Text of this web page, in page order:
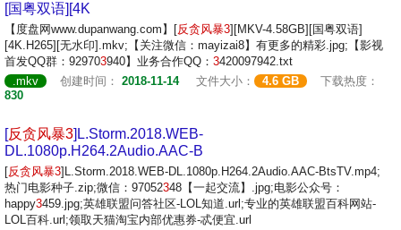
[国粤双语][4K
【度盘网www.dupanwang.com】[反贪风暴3][MKV-4.58GB][国粤双语]
[4K.H265][无水印].mkv;【关注微信：mayizai8】有更多的精彩.jpg;【影视
首发QQ群：929703940】业务合作QQ： 3420097942.txt
.mkv
创建时间： 2018-11-14 文件大小： 4.6 GB
下载热度：
830
[反贪风暴3]L.Storm.2018.WEB-
DL.1080p.H264.2Audio.AAC-B
[反贪风暴3]L.Storm.2018.WEB-DL.1080p.H264.2Audio.AAC-BtsTV.mp4;
热门电影种子.zip;微信：97052348【一起交流】.jpg;电影公众号：
happy3459.jpg;英雄联盟问答社区-LOL知道.url;专业的英雄联盟百科网站-
LOL百科.url;领取天猫淘宝内部优惠券-忒便宜.url